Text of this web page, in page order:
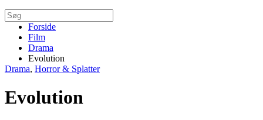
Forside
Film
Drama
Evolution
Drama, Horror & Splatter
Evolution